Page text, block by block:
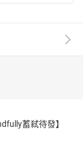
蓄弒待發】